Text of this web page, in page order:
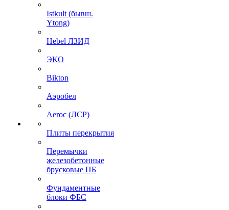
Istkult (бывш.
Ytong)
Hebel ЛЗИД
ЭКО
Bikton
Аэробел
Aeroc (ЛСР)
Плиты перекрытия
Перемычки
железобетонные
брусковые ПБ
Фундаментные
блоки ФБС